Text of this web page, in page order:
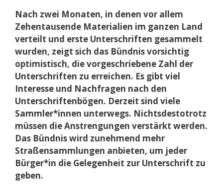
Nach zwei Monaten, in denen vor allem
Zehentausende Materialien im ganzen Land
verteilt und erste Unterschriften gesammelt
wurden, zeigt sich das Bündnis vorsichtig
optimistisch, die vorgeschriebene Zahl der
Unterschriften zu erreichen. Es gibt viel
Interesse und Nachfragen nach den
Unterschriftenbögen. Derzeit sind viele
Sammler*innen unterwegs. Nichtsdestotrotz
müssen die Anstrengungen verstärkt werden.
Das Bündnis wird zunehmend mehr
Straßensammlungen anbieten, um jeder
Bürger*in die Gelegenheit zur Unterschrift zu
geben.